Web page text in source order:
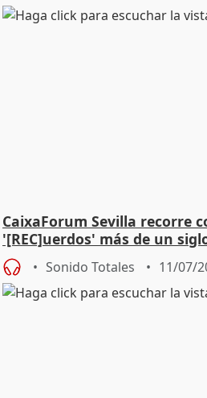
CaixaForum Sevilla recorre
'[REC]uerdos' más de un
Sonido Totales 11/07/